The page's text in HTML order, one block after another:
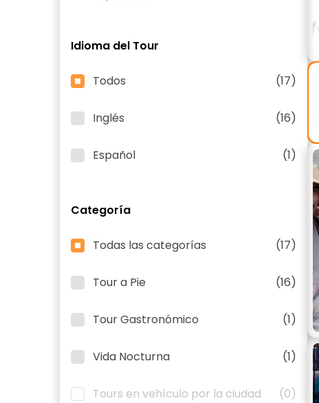
Idioma del Tour
Todos (17)
Inglés (16)
Español (1)
Categoría
Todas las categorías (17)
Tour a Pie (16)
Tour Gastronómico (1)
Vida Nocturna (1)
Tours en vehículo por la ciudad (0)